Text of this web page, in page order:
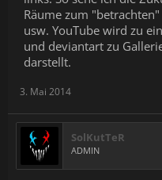
Räume zum
usw. YouTube wird zu
und deviantart zu
darstellt.
3. Mai 2014
SolKutTeR
ADMIN